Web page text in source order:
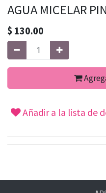
AGUA MICELAR
$ 130.00
Añadir a la lista de